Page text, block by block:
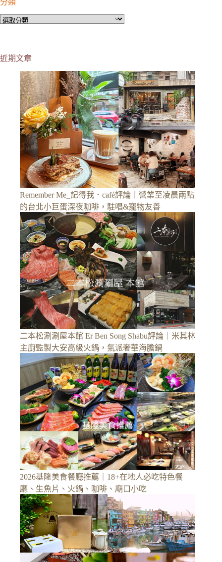
分類
分
近期文章
Remember Me_記得我．café評論｜營業至凌晨兩點
的台北小巨蛋深夜咖啡，駐唱&寵物友善
二本松涮涮屋本館 Er Ben Song Shabu評論｜米其林
主廚監製大安高級火鍋，氣派奢華海膽鍋
2026基隆美食餐廳推薦｜18+在地人必吃特色餐
廳、生魚片、火鍋、咖啡、廟口小吃